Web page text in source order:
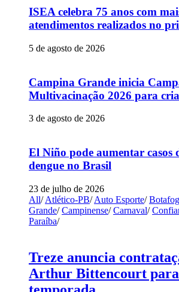
ISEA celebra 75 anos com
atendimentos realizados no
5 de agosto de 2026
Campina Grande inicia
Multivacinação 2026 para
3 de agosto de 2026
El Niño pode aumentar casos
dengue no Brasil
23 de julho de 2026
All/ Atlético-PB/ Auto Esporte/
Grande/ Campinense/ Carnaval/
Paraíba/
Treze anuncia
Arthur Bittencourt para